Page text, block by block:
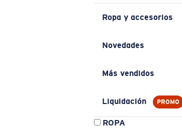
Ropa y accesorios
Novedades
Más vendidos
Liquidación PROMO
ROPA